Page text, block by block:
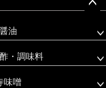
油
・調味料
味噌